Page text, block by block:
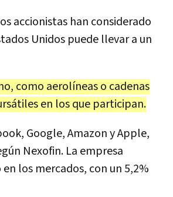
accionistas han considerado
Unidos puede llevar a un
como aerolíneas o cadenas
en los que participan.
Google, Amazon y Apple,
Nexofin. La empresa
los mercados, con un 5,2%